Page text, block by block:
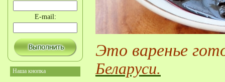
E-mail:
Наша кнопка
Это варенье
Беларуси.